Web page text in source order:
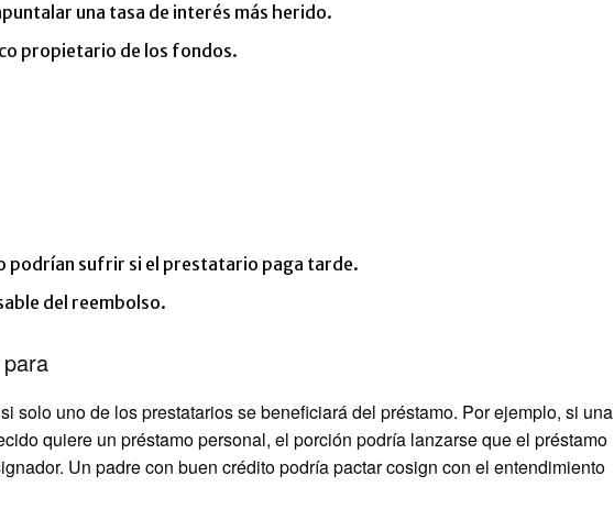
una tasa de interés más herido.
propietario de los fondos.
podrían sufrir si el prestatario paga tarde.
del reembolso.
solo uno de los prestatarios se beneficiará del préstamo. Por ejemplo, si una
quiere un préstamo personal, el porción podría lanzarse que el préstamo
Un padre con buen crédito podría pactar cosign con el entendimiento